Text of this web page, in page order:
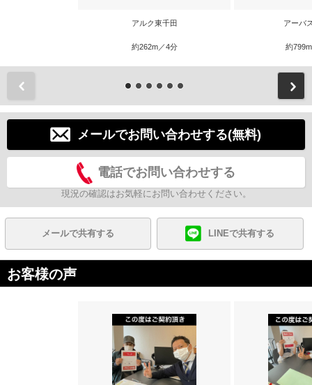
アルク東千田
約262m／4分
アーバ
約
メールでお問い合わせする(無料)
電話でお問い合わせする
現況の確認はお気軽にお問い合わせください。
メールで共有する LINEで共有する
お客様の声